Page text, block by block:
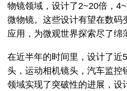
物镜领域，设计了2~20倍，
微物镜。这些设计有望在数码
应用，为微观世界探索尽了绵
在近半年的时间里，设计了近
头，运动相机镜头，汽车监控
领域实现了突破性的进展，设